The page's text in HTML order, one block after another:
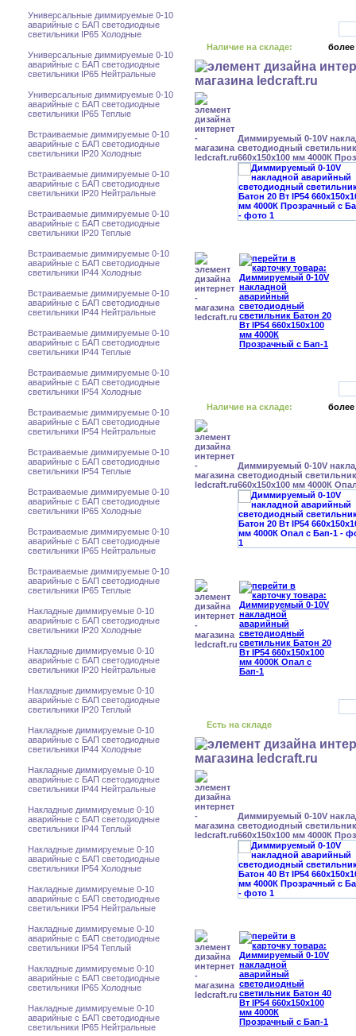
Универсальные диммируемые 0-10
аварийные с БАП светодиодные
светильники IP65 Холодные
Универсальные диммируемые 0-10
аварийные с БАП светодиодные
светильники IP65 Нейтральные
Универсальные диммируемые 0-10
аварийные с БАП светодиодные
светильники IP65 Теплые
Встраиваемые диммируемые 0-10
аварийные с БАП светодиодные
светильники IP20 Холодные
Встраиваемые диммируемые 0-10
аварийные с БАП светодиодные
светильники IP20 Нейтральные
Встраиваемые диммируемые 0-10
аварийные с БАП светодиодные
светильники IP20 Теплые
Встраиваемые диммируемые 0-10
аварийные с БАП светодиодные
светильники IP44 Холодные
Встраиваемые диммируемые 0-10
аварийные с БАП светодиодные
светильники IP44 Нейтральные
Встраиваемые диммируемые 0-10
аварийные с БАП светодиодные
светильники IP44 Теплые
Встраиваемые диммируемые 0-10
аварийные с БАП светодиодные
светильники IP54 Холодные
Встраиваемые диммируемые 0-10
аварийные с БАП светодиодные
светильники IP54 Нейтральные
Встраиваемые диммируемые 0-10
аварийные с БАП светодиодные
светильники IP54 Теплые
Встраиваемые диммируемые 0-10
аварийные с БАП светодиодные
светильники IP65 Холодные
Встраиваемые диммируемые 0-10
аварийные с БАП светодиодные
светильники IP65 Нейтральные
Встраиваемые диммируемые 0-10
аварийные с БАП светодиодные
светильники IP65 Теплые
Накладные диммируемые 0-10
аварийные с БАП светодиодные
светильники IP20 Холодные
Накладные диммируемые 0-10
аварийные с БАП светодиодные
светильники IP20 Нейтральные
Накладные диммируемые 0-10
аварийные с БАП светодиодные
светильники IP20 Теплый
Накладные диммируемые 0-10
аварийные с БАП светодиодные
светильники IP44 Холодные
Накладные диммируемые 0-10
аварийные с БАП светодиодные
светильники IP44 Нейтральные
Накладные диммируемые 0-10
аварийные с БАП светодиодные
светильники IP44 Теплый
Накладные диммируемые 0-10
аварийные с БАП светодиодные
светильники IP54 Холодные
Накладные диммируемые 0-10
аварийные с БАП светодиодные
светильники IP54 Нейтральные
Накладные диммируемые 0-10
аварийные с БАП светодиодные
светильники IP54 Теплый
Накладные диммируемые 0-10
аварийные с БАП светодиодные
светильники IP65 Холодные
Накладные диммируемые 0-10
аварийные с БАП светодиодные
светильники IP65 Нейтральные
Наличие на складе: более
Диммируемый 0-10V
светодиодный
660x150x100 мм 4000К
Наличие на складе: более
Диммируемый 0-10V
светодиодный
660x150x100 мм 4000К
Есть на складе
Диммируемый 0-10V
светодиодный
660x150x100 мм 4000К